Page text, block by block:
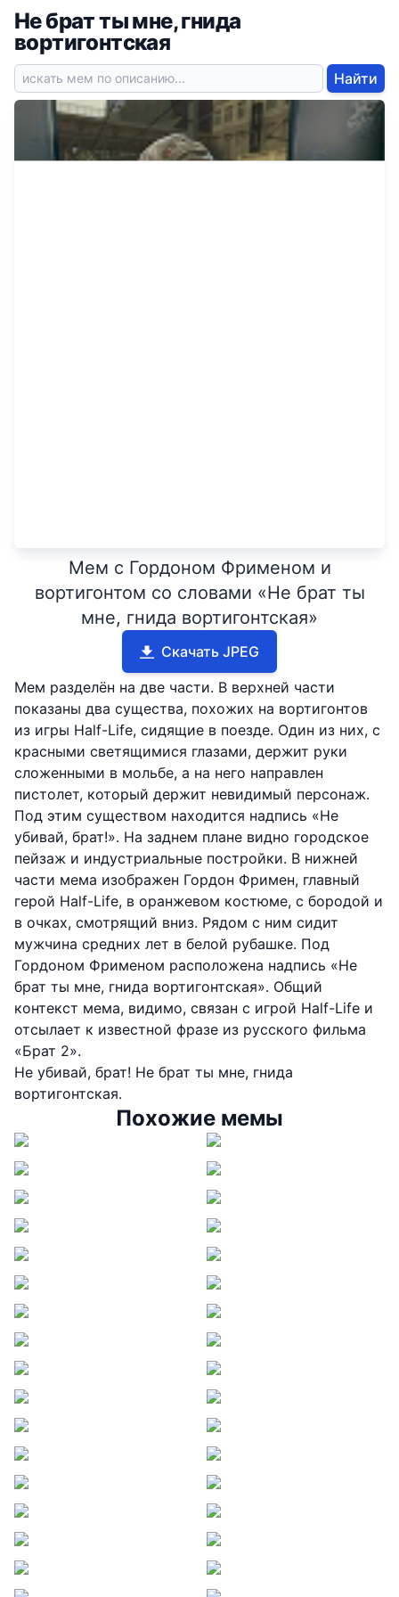
Не брат ты мне, гнида
вортигонтская
Найти
Мем с Гордоном Фрименом и
вортигонтом со словами «Не брат ты
мне, гнида вортигонтская»
Скачать JPEG
Мем разделён на две части. В верхней части
показаны два существа, похожих на вортигонтов
из игры Half-Life, сидящие в поезде. Один из них, с
красными светящимися глазами, держит руки
сложенными в мольбе, а на него направлен
пистолет, который держит невидимый персонаж.
Под этим существом находится надпись «Не
убивай, брат!». На заднем плане видно городское
пейзаж и индустриальные постройки. В нижней
части мема изображен Гордон Фримен, главный
герой Half-Life, в оранжевом костюме, с бородой и
в очках, смотрящий вниз. Рядом с ним сидит
мужчина средних лет в белой рубашке. Под
Гордоном Фрименом расположена надпись «Не
брат ты мне, гнида вортигонтская». Общий
контекст мема, видимо, связан с игрой Half-Life и
отсылает к известной фразе из русского фильма
«Брат 2».
Не убивай, брат! Не брат ты мне, гнида
вортигонтская.
Похожие мемы